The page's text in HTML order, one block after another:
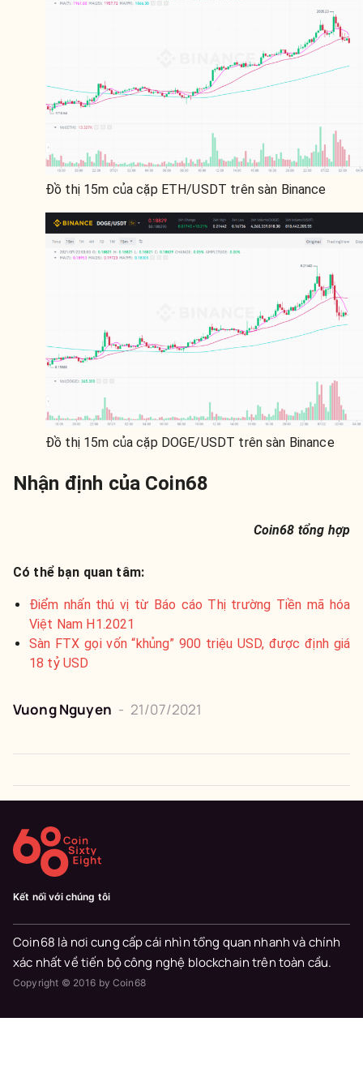
Đồ thị 15m của cặp ETH/USDT trên sàn Binance
Đồ thị 15m của cặp DOGE/USDT trên sàn Binance
Nhận định của Coin68
Coin68 tổng hợp
Có thể bạn quan tâm:
Điểm nhấn thú vị từ Báo cáo Thị trường Tiền mã hóa
Việt Nam H1.2021
Sàn FTX gọi vốn “khủng” 900 triệu USD, được định giá
18 tỷ USD
Vuong Nguyen - 21/07/2021
Kết nối với chúng tôi
Coin68 là nơi cung cấp cái nhìn tổng quan nhanh và chính
xác nhất về tiến bộ công nghệ blockchain trên toàn cầu.
Copyright © 2016 by Coin68